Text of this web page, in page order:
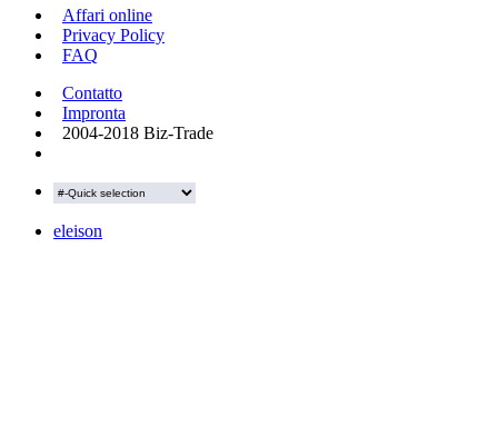
Affari online
Privacy Policy
FAQ
Contatto
Impronta
2004-2018 Biz-Trade
eleison